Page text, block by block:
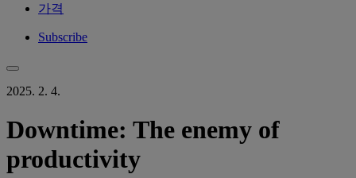
가격
Subscribe
2025. 2. 4.
Downtime: The enemy of
productivity